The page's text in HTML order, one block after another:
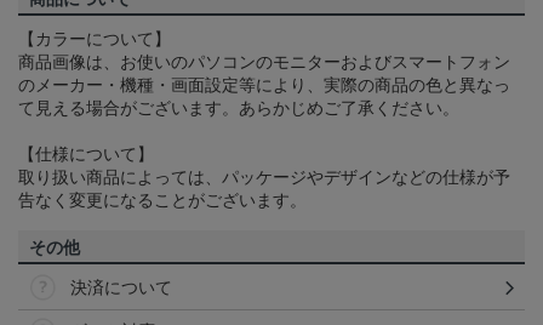
【カラーについて】
商品画像は、お使いのパソコンのモニターおよびスマートフォン
のメーカー・機種・画面設定等により、実際の商品の色と異なっ
て見える場合がございます。あらかじめご了承ください。
【仕様について】
取り扱い商品によっては、パッケージやデザインなどの仕様が予
告なく変更になることがございます。
その他
決済について